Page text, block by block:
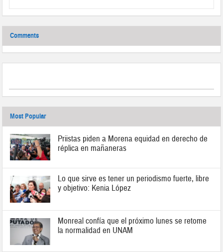
Comments
Most Popular
Priistas piden a Morena equidad en derecho de
réplica en mañaneras
Lo que sirve es tener un periodismo fuerte, libre
y objetivo: Kenia López
Monreal confía que el próximo lunes se retome
la normalidad en UNAM